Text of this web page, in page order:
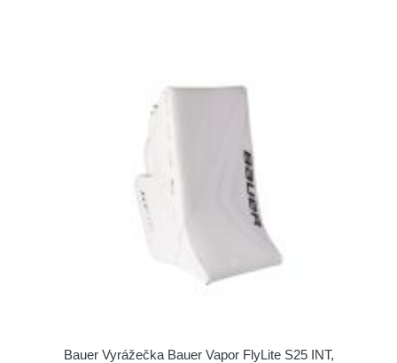
Bauer Vyrážečka Bauer Vapor FlyLite S25 INT,